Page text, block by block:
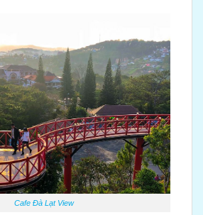
Cafe Đà Lạt View